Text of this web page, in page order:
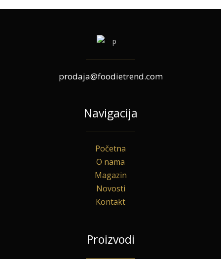
prodaja@foodietrend.com
Navigacija
Početna
O nama
Magazin
Novosti
Kontakt
Proizvodi